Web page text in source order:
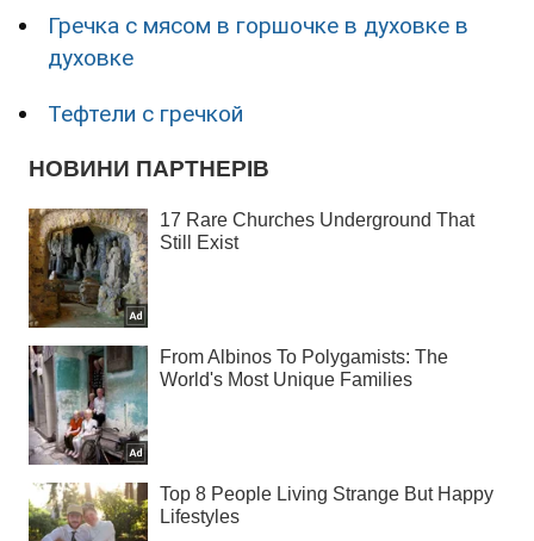
Гречка с мясом в горшочке в духовке в
духовке
Тефтели с гречкой